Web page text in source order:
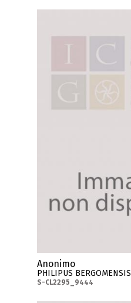
Anonimo
PHILIPUS BERGOMENSIS
S-CL2295_9444